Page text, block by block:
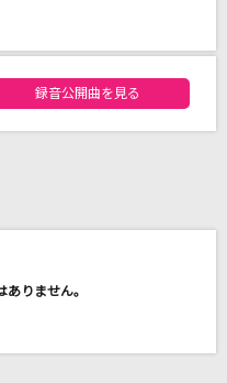
リーランキング
録音公開曲を見る